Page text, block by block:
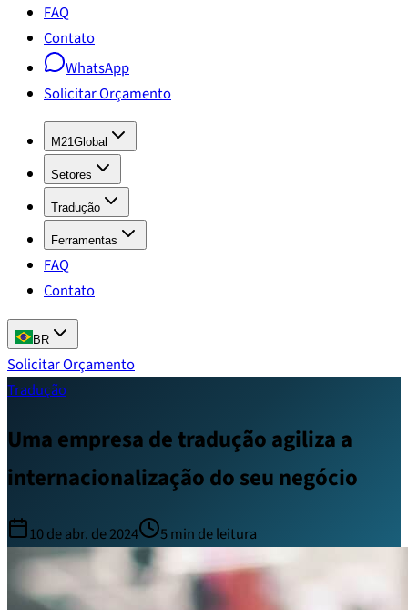
FAQ
Contato
WhatsApp
Solicitar Orçamento
M21Global
Setores
Tradução
Ferramentas
FAQ
Contato
BR
Solicitar Orçamento
Tradução
Uma empresa de tradução agiliza a
internacionalização do seu negócio
10 de abr. de 2024 5min de leitura